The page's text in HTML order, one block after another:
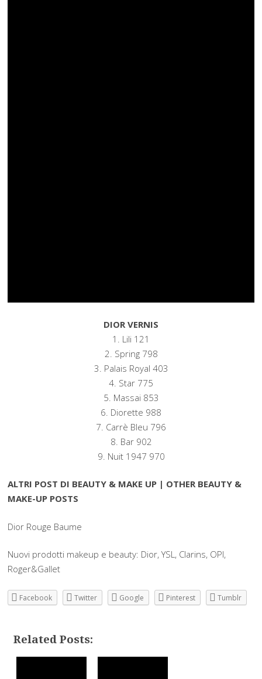
DIOR VERNIS
1. Lili 121
2. Spring 798
3. Palais Royal 403
4. Star 775
5. Massai 853
6. Diorette 988
7. Carrè Bleu 796
8. Bar 902
9. Nuit 1947 970
ALTRI POST DI BEAUTY & MAKE UP | OTHER BEAUTY &
MAKE-UP POSTS
Dior Rouge Baume
Nuovi prodotti makeup e beauty: Dior, YSL, Clarins, OPI,
Roger&Gallet
Facebook Twitter Google Pinterest Tumblr
Related Posts: